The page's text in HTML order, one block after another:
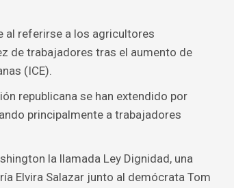
al referirse a los agricultores
de trabajadores tras el aumento de
(ICE).
republicana se han extendido por
principalmente a trabajadores
la llamada Ley Dignidad, una
Elvira Salazar junto al demócrata Tom